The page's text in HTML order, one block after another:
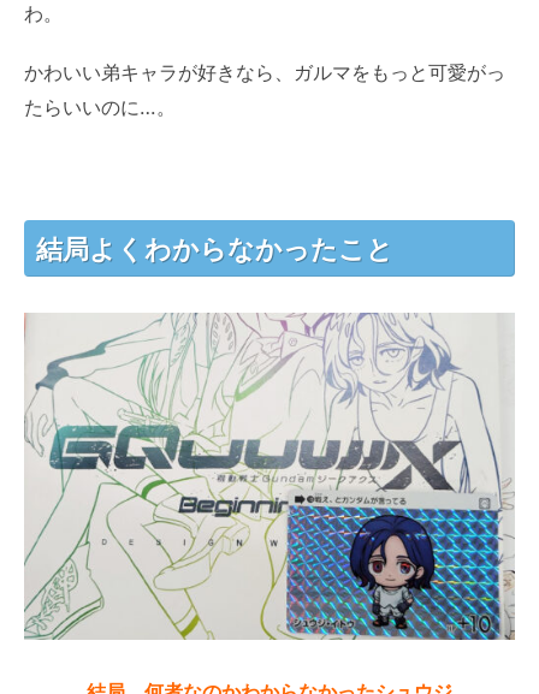
わ。
かわいい弟キャラが好きなら、ガルマをもっと可愛がっ
たらいいのに…。
結局よくわからなかったこと